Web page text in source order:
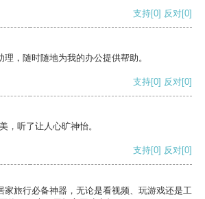
支持[0] 反对[0]
，随时随地为我的办公提供帮助。
支持[0] 反对[0]
，听了让人心旷神怡。
支持[0] 反对[0]
家旅行必备神器，无论是看视频、玩游戏还是工